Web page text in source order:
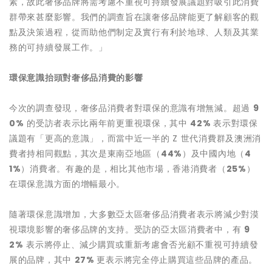
群帶來甚麼影響。我們的調查旨在讓奢侈品牌能更了解顧客的觀
點及決策過程，從而助他們制定及實行有利於地球、人類及其業
務的可持續發展工作。」
環保意識抬頭對奢侈品消費的影響
今次的調查發現，奢侈品消費者對環保的意識有增無減。超過 9
0% 的受訪者表示比兩年前更重視環保，其中 42%表示對環保
議題有「更高的意識」，而當中近一半的 Z 世代消費群及澳洲消
費者持相同觀點，其次是東南亞地區（ 44% ）及中國內地（ 4
1%）消費者。有趣的是，相比其他市場，香港消費者（ 25% ）
在環保意識方面的增幅最小。
隨著環保意識增加，大多數亞太區奢侈品消費者表示將減少對漠
視環境影響的奢侈品牌的支持。受訪的亞太區消費者中，有 9
2% 表示將停止、減少購買或重新考慮會否光顧不重視可持續發
展的品牌，其中 27%更表示將完全停止購買這些品牌的產品。